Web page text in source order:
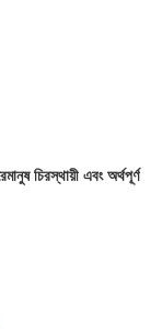
মানুষ চিরস্থায়ী এবং অর্থপূর্ণ